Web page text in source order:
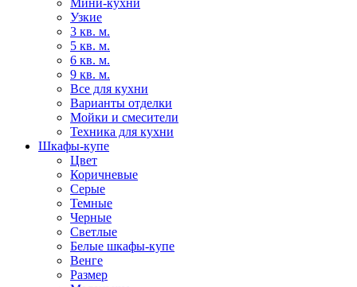
Мини-кухни
Узкие
3 кв. м.
5 кв. м.
6 кв. м.
9 кв. м.
Все для кухни
Варианты отделки
Мойки и смесители
Техника для кухни
Шкафы-купе
Цвет
Коричневые
Серые
Темные
Черные
Светлые
Белые шкафы-купе
Венге
Размер